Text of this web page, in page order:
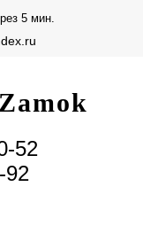
5 мин.
52
92